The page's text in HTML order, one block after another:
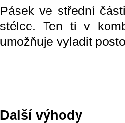
Pásek ve střední
stélce. Ten ti v
umožňuje vyladit
Další výhody